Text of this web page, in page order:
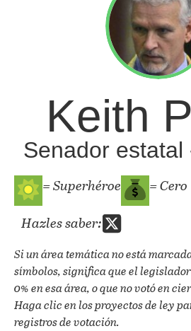
Keith
Senador estatal
= Superhéroe
= Cero
Hazles saber:
Si un área temática no está
símbolos, significa que el
0% en esa área, o que no votó en
Haga clic en los proyectos de ley
registros de votación.